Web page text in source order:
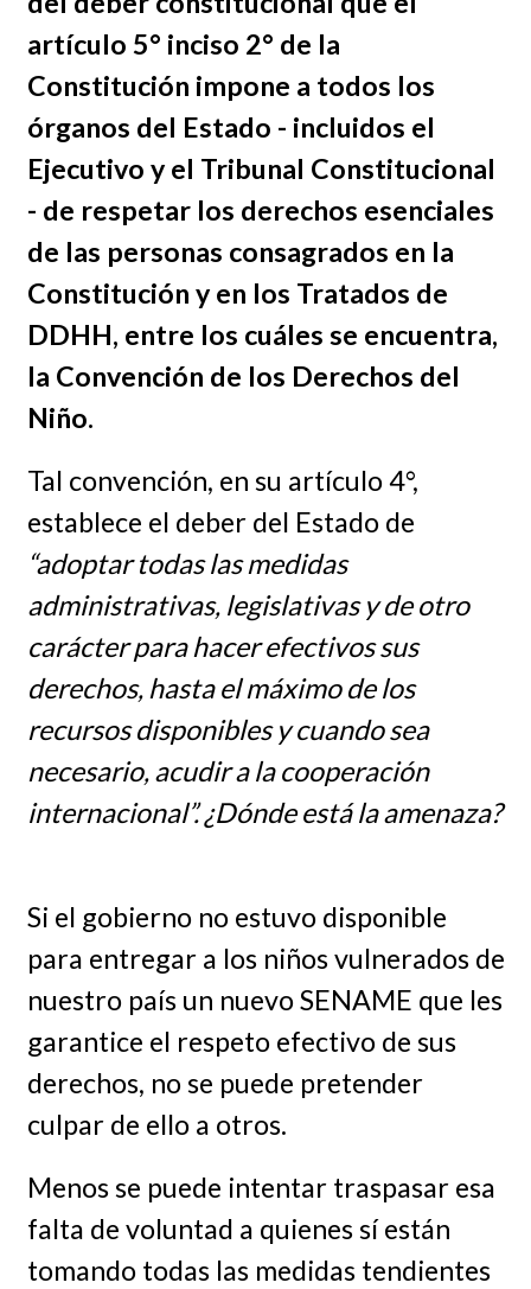
artículo 5° inciso 2° de la
Constitución impone a todos los
órganos del Estado - incluidos el
Ejecutivo y el Tribunal Constitucional
- de respetar los derechos esenciales
de las personas consagrados en la
Constitución y en los Tratados de
DDHH, entre los cuáles se encuentra,
la Convención de los Derechos del
Niño.
Tal convención, en su artículo 4°,
establece el deber del Estado de
“adoptar todas las medidas
administrativas, legislativas y de otro
carácter para hacer efectivos sus
derechos, hasta el máximo de los
recursos disponibles y cuando sea
necesario, acudir a la cooperación
internacional”. ¿Dónde está la amenaza?
Si el gobierno no estuvo disponible
para entregar a los niños vulnerados de
nuestro país un nuevo SENAME que les
garantice el respeto efectivo de sus
derechos, no se puede pretender
culpar de ello a otros.
Menos se puede intentar traspasar esa
falta de voluntad a quienes sí están
tomando todas las medidas tendientes